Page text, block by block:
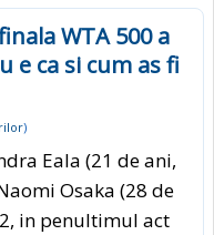
WTA 500 a
e ca si cum as fi
)
Eala (21 de ani,
Osaka (28 de
in penultimul act